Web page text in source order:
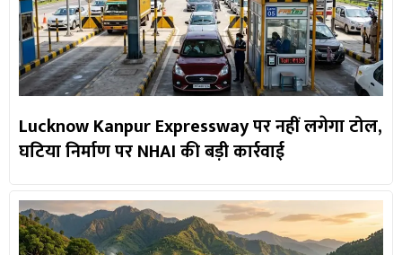
Lucknow Kanpur Expressway पर नहीं लगेगा टोल,
घटिया निर्माण पर NHAI की बड़ी कार्रवाई